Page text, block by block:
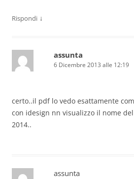
Rispondi ↓
assunta
6 Dicembre 2013 alle 12:19
certo..il pdf lo vedo esattamente
con idesign nn visualizzo il nome
2014..
assunta